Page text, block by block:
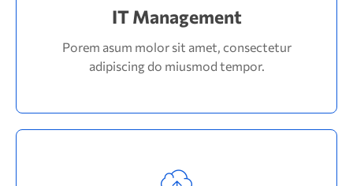
IT Management
Porem asum molor sit amet, consectetur
adipiscing do miusmod tempor.
adipiscing do miusmod tempor.
Read More
Data Security